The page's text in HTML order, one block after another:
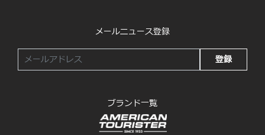
メールニュース登録
登録
ブランド一覧